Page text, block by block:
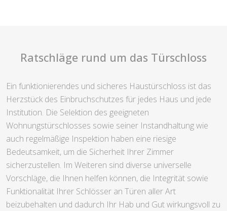
Ratschläge rund um das Türschloss
Ein funktionierendes und sicheres Haustürschloss ist das
Herzstück des Einbruchschutzes für jedes Haus und jede
Institution. Die Selektion des geeigneten
Wohnungstürschlosses sowie seiner Instandhaltung wie
auch regelmäßige Inspektion haben eine riesige
Bedeutsamkeit, um die Sicherheit Ihrer Zimmer
sicherzustellen. Im Weiteren sind diverse universelle
Vorschläge, die Ihnen helfen können, die Integrität sowie
Funktionalität Ihrer Schlösser an Türen aller Art
beizubehalten und dadurch Ihr Hab und Gut wirkungsvoll zu